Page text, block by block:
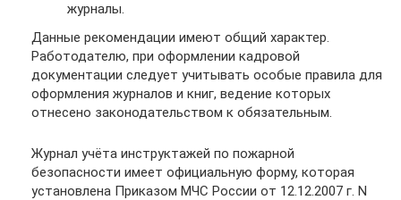
журналы.
Данные рекомендации имеют общий характер.
Работодателю, при оформлении кадровой
документации следует учитывать особые правила для
оформления журналов и книг, ведение которых
отнесено законодательством к обязательным.
Журнал учёта инструктажей по пожарной
безопасности имеет официальную форму, которая
установлена Приказом МЧС России от 12.12.2007 г. N